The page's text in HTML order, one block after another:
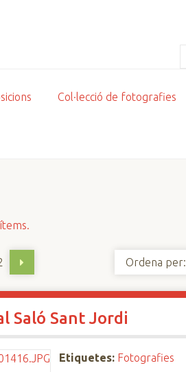
Col·lecció de fotografies
Ordena per:
Saló Sant Jordi
Etiquetes: Fotografies